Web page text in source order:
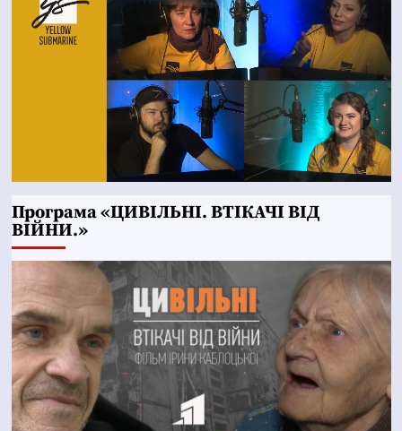
Програма «ЦИВІЛЬНІ. ВТІКАЧІ ВІД
ВІЙНИ.»